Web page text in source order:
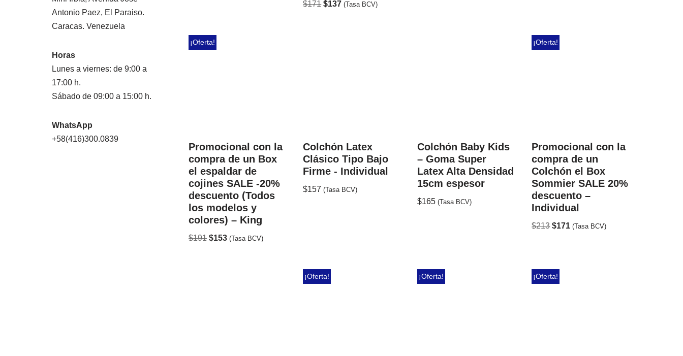
Antonio Paez, El Paraiso.
Caracas. Venezuela
Horas
Lunes a viernes: de 9:00 a
17:00 h.
Sábado de 09:00 a 15:00 h.
WhatsApp
+58(416)300.0839
$171 $137 (Tasa BCV)
¡Oferta!
Promocional con la
compra de un Box
el espaldar de
cojines SALE -20%
descuento (Todos
los modelos y
colores) – King
$191 $153 (Tasa BCV)
Colchón Latex
Clásico Tipo Bajo
Firme - Individual
$157 (Tasa BCV)
Colchón Baby Kids
– Goma Super
Latex Alta Densidad
15cm espesor
$165 (Tasa BCV)
¡Oferta!
Promocional con la
compra de un
Colchón el Box
Sommier SALE 20%
descuento –
Individual
$213 $171 (Tasa BCV)
¡Oferta! ¡Oferta! ¡Oferta!